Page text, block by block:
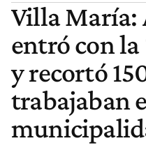
Villa María:
entró con
y recortó
trabajaban